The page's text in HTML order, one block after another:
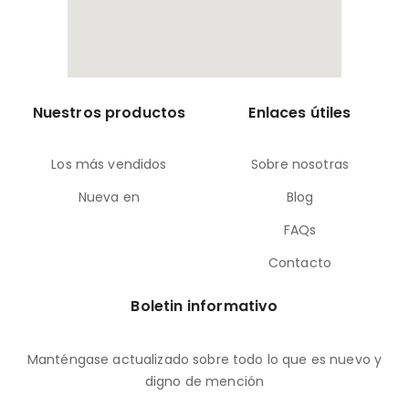
Nuestros productos
Los más vendidos
Nueva en
Enlaces útiles
Sobre nosotras
Blog
FAQs
Contacto
Boletin informativo
Manténgase actualizado sobre todo lo que es nuevo y
digno de mención